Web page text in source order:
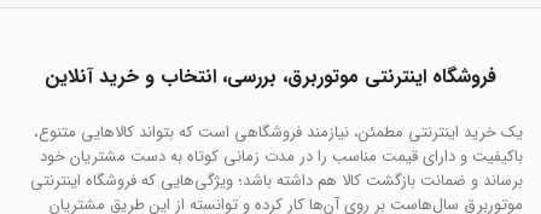
فروشگاه اینترنتی موتوربرق، بررسی، انتخاب و خرید آنلاین
یک خرید اینترنتی مطمئن، نیازمند فروشگاهی است که بتواند کالاهایی متنوع،
باکیفیت و دارای قیمت مناسب را در مدت زمانی کوتاه به دست مشتریان خود
برساند و ضمانت بازگشت کالا هم داشته باشد؛ ویژگی‌هایی که فروشگاه اینترنتی
موتوربرق سال‌هاست بر روی آن‌ها کار کرده و توانسته از این طریق مشتریان